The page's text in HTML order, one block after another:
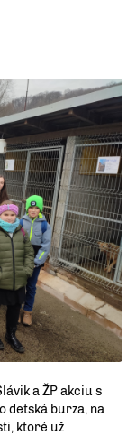
a ŽP akciu s
detská burza, na
ktoré už